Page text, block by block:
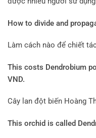
How to divide and
Làm cách nào để chiết
This costs Dendrobium
VND.
Cây lan đột biến Hoàng
This orchid is called